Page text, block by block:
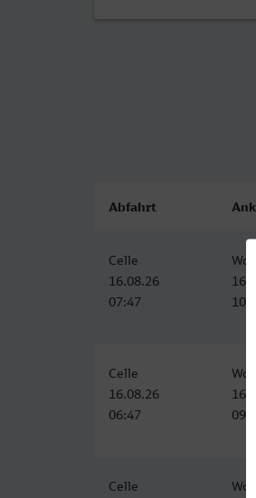
Abfahrt
Celle
16.08.26
07:47
10:07
Celle
16.08.26
06:47
09:32
Celle